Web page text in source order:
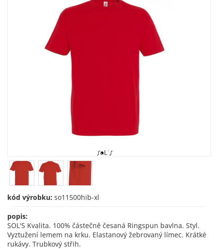
kód výrobku: so11500hib-xl
popis:
SOL'S Kvalita. 100% částečně česaná Ringspun bavlna. Styl.
Vyztužení lemem na krku. Elastanový žebrovaný límec. Krátké
rukávy. Trubkový střih.